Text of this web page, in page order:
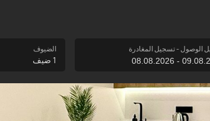
الوصول - تسجيل المغادرة
ن ر
الضيوف
1 ضيف